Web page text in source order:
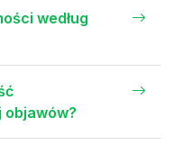
według
objawów?